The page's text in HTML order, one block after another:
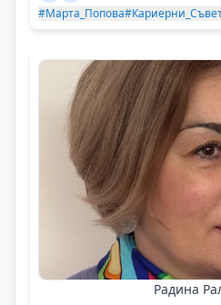
#Марта_Попова
Радина